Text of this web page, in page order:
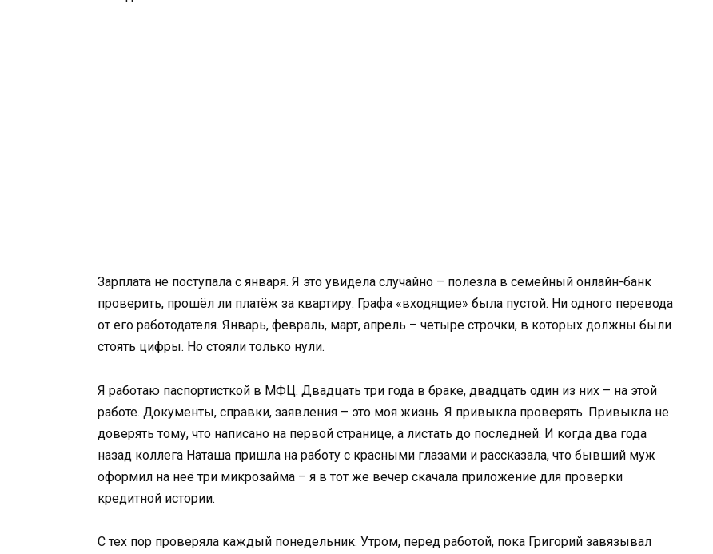
Зарплата не поступала с января. Я это увидела случайно – полезла в семейный онлайн-банк
проверить, прошёл ли платёж за квартиру. Графа «входящие» была пустой. Ни одного перевода
от его работодателя. Январь, февраль, март, апрель – четыре строчки, в которых должны были
стоять цифры. Но стояли только нули.
Я работаю паспортисткой в МФЦ. Двадцать три года в браке, двадцать один из них – на этой
работе. Документы, справки, заявления – это моя жизнь. Я привыкла проверять. Привыкла не
доверять тому, что написано на первой странице, а листать до последней. И когда два года
назад коллега Наташа пришла на работу с красными глазами и рассказала, что бывший муж
оформил на неё три микрозайма – я в тот же вечер скачала приложение для проверки
кредитной истории.
С тех пор проверяла каждый понедельник. Утром, перед работой, пока Григорий завязывал